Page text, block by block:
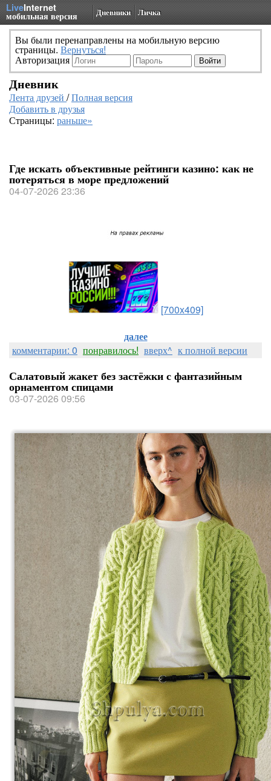
LiveInternet
мобильная версия Дневники Личка
Вы были перенаправлены на мобильную версию
страницы. Вернуться!
Авторизация
Дневник
Лента друзей /Полная версия
Добавить в друзья
Страницы: раньше»
Где искать объективные рейтинги казино: как не
потеряться в море предложений
04-07-2026 23:36
[700x409]
далее
комментарии: 0 понравилось! вверх^ к полной версии
Салатовый жакет без застёжки с фантазийным
орнаментом спицами
03-07-2026 09:56